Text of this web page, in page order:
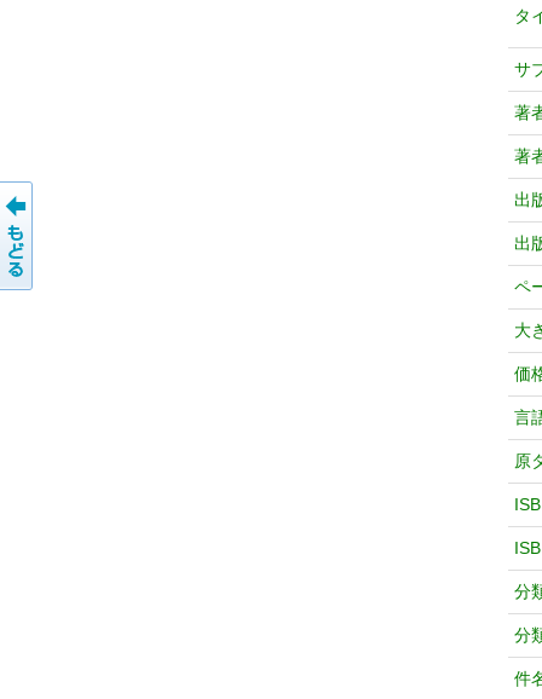
タ
サ
著
著
出
出
ペ
大
価
言
原
分
分
件